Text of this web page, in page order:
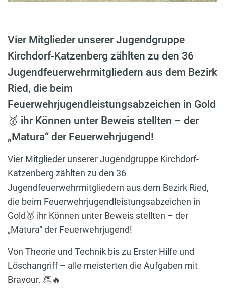
Vier Mitglieder unserer Jugendgruppe
Kirchdorf-Katzenberg zählten zu den 36
Jugendfeuerwehrmitgliedern aus dem Bezirk
Ried, die beim
Feuerwehrjugendleistungsabzeichen in Gold
🥇 ihr Können unter Beweis stellten – der
„Matura“ der Feuerwehrjugend!
Vier Mitglieder unserer Jugendgruppe Kirchdorf-
Katzenberg zählten zu den 36
Jugendfeuerwehrmitgliedern aus dem Bezirk Ried,
die beim Feuerwehrjugendleistungsabzeichen in
Gold🥇 ihr Können unter Beweis stellten – der
„Matura“ der Feuerwehrjugend!
Von Theorie und Technik bis zu Erster Hilfe und
Löschangriff – alle meisterten die Aufgaben mit
Bravour. 👏🔥